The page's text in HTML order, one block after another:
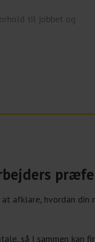
til jobbet og
din medarbejder og
afklare, hvordan din
så I sammen kan